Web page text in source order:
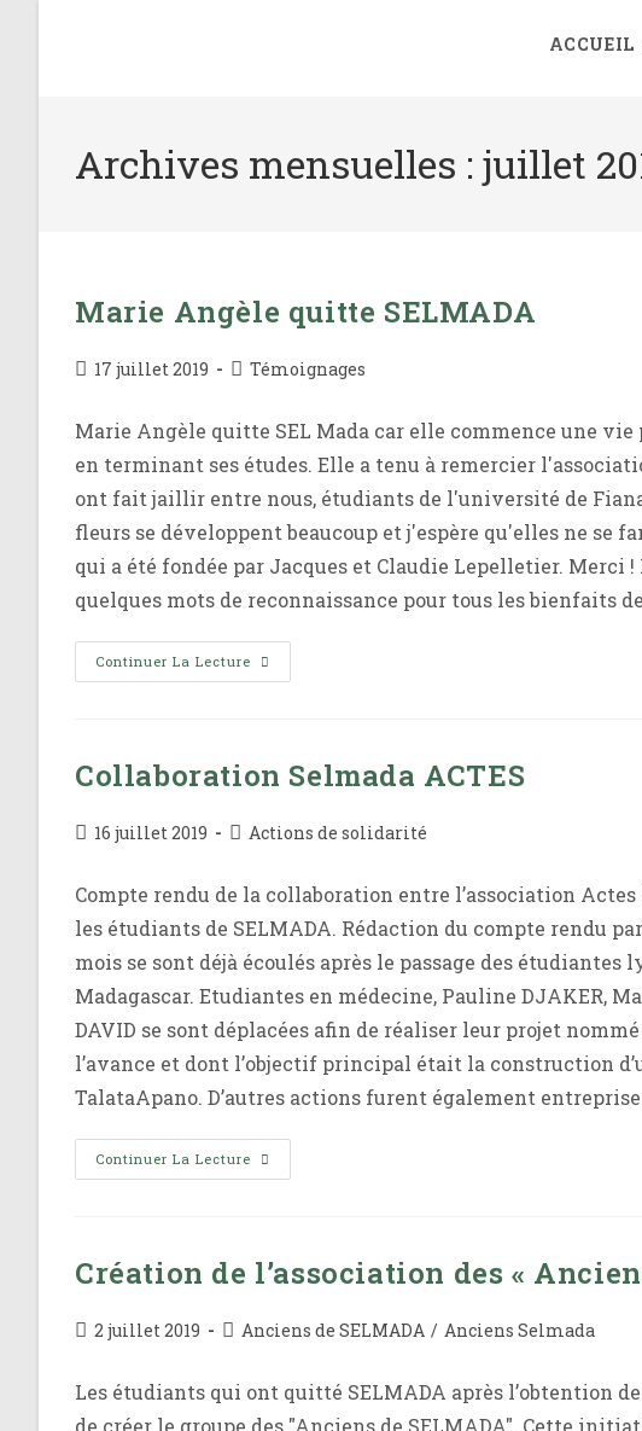
ACCUEIL
Archives mensuelles : juillet
Marie Angèle quitte SELMADA
Publication
17 juillet 2019
PostTémoignages
Marie Angèle quitte SEL Mada car elle commence une
en terminant ses études. Elle a tenu à remercier
ont fait jaillir entre nous, étudiants de l'université de
fleurs se développent beaucoup et j'espère qu'elles ne se
qui a été fondée par Jacques et Claudie Lepelletier.
quelques mots de reconnaissance pour tous les bienfaits
Continuer La Lecture Marie
Angèle
Collaboration Selmada ACTES
Publication
16 juillet 2019
PostActions de solidarité
Compte rendu de la collaboration entre l’association
les étudiants de SELMADA. Rédaction du compte rendu
mois se sont déjà écoulés après le passage des étudiantes
Madagascar. Etudiantes en médecine, Pauline DJAKER,
DAVID se sont déplacées afin de réaliser leur projet
l’avance et dont l’objectif principal était la construction
TalataApano. D’autres actions furent également
Continuer La Lecture Collaboration
Selmada
Création de l’association des «
Publication
2 juillet 2019
PostAnciens de SELMADA / Anciens Selmada
Les étudiants qui ont quitté SELMADA après l’obtention
de créer le groupe des "Anciens de SELMADA". Cette